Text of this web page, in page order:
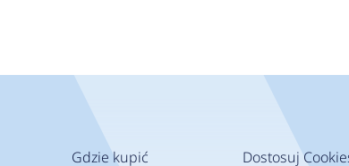
Gdzie kupić Dostosuj